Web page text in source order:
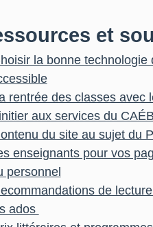
et
la bonne technologie
rentrée des classes avec
aux services du CAÉB
du site au sujet du
enseignants pour vos
personnel
de
ados